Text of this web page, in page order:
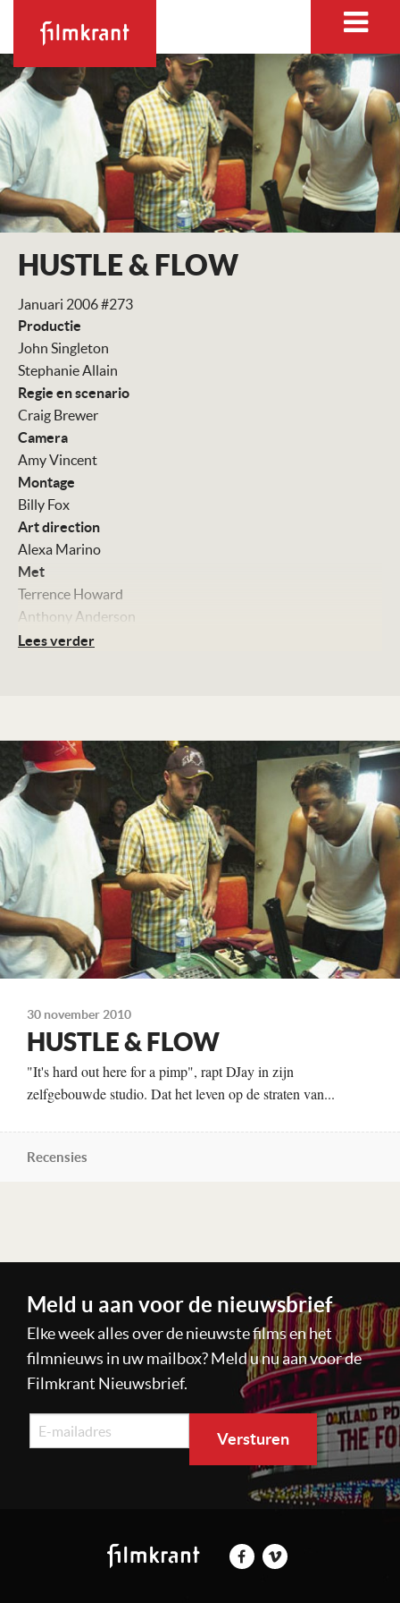
HUSTLE & FLOW
Januari 2006 #273
Productie
John Singleton
Stephanie Allain
Regie en scenario
Craig Brewer
Camera
Amy Vincent
Montage
Billy Fox
Art direction
Alexa Marino
Met
Terrence Howard
Anthony Anderson
Taryn Manning
Distributie
Paramount Pictures
Te zien
vanaf 1 december
Lees verder
30 november 2010
HUSTLE & FLOW
"It's hard out here for a pimp", rapt DJay in zijn
zelfgebouwde studio. Dat het leven op de straten van...
Recensies
Meld u aan voor de nieuwsbrief
Elke week alles over de nieuwste films en het
filmnieuws in uw mailbox? Meld u nu aan voor de
Filmkrant Nieuwsbrief.